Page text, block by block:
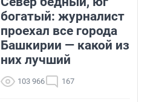
богатый: журналист
проехал все города
Башкирии — какой из
них лучший
103 966 167